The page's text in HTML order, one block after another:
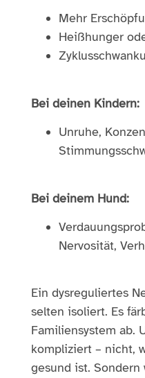
Mehr
Heißhunger
Bei deinen Kindern:
Unruhe,
Bei deinem Hund:
Nervosität,
Ein dysreguliertes
selten isoliert. Es
Familiensystem ab.
kompliziert – nicht,
gesund ist.